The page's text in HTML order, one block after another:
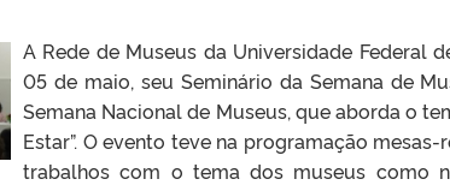
A Rede de Museus da Universidade Federal
05 de maio, seu Seminário da Semana de
Semana Nacional de Museus, que aborda o
Estar”. O evento teve na programação
trabalhos com o tema dos museus como